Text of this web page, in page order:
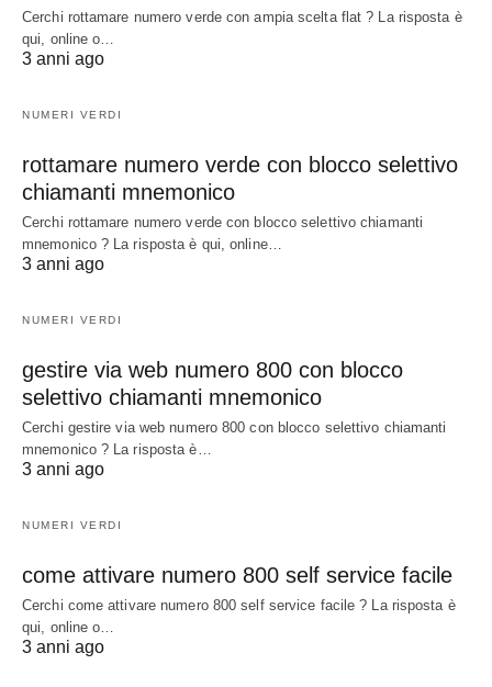
Cerchi rottamare numero verde con ampia scelta flat ? La risposta è
qui, online o…
3 anni ago
NUMERI VERDI
rottamare numero verde con blocco selettivo
chiamanti mnemonico
Cerchi rottamare numero verde con blocco selettivo chiamanti
mnemonico ? La risposta è qui, online…
3 anni ago
NUMERI VERDI
gestire via web numero 800 con blocco
selettivo chiamanti mnemonico
Cerchi gestire via web numero 800 con blocco selettivo chiamanti
mnemonico ? La risposta è…
3 anni ago
NUMERI VERDI
come attivare numero 800 self service facile
Cerchi come attivare numero 800 self service facile ? La risposta è
qui, online o…
3 anni ago